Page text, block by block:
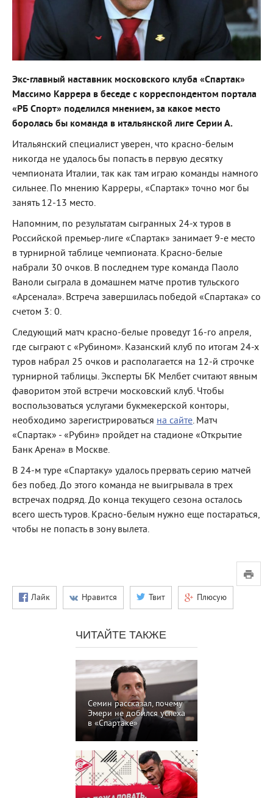
Экс-главный наставник московского клуба «Спартак»
Массимо Каррера в беседе с корреспондентом портала
«РБ Спорт» поделился мнением, за какое место
боролась бы команда в итальянской лиге Серии А.
Итальянский специалист уверен, что красно-белым
никогда не удалось бы попасть в первую десятку
чемпионата Италии, так как там играю команды намного
сильнее. По мнению Карреры, «Спартак» точно мог бы
занять 12-13 место.
Напомним, по результатам сыгранных 24-х туров в
Российской премьер-лиге «Спартак» занимает 9-е место
в турнирной таблице чемпионата. Красно-белые
набрали 30 очков. В последнем туре команда Паоло
Ваноли сыграла в домашнем матче против тульского
«Арсенала». Встреча завершилась победой «Спартака» со
счетом 3: 0.
Следующий матч красно-белые проведут 16-го апреля,
где сыграют с «Рубином». Казанский клуб по итогам 24-х
туров набрал 25 очков и располагается на 12-й строчке
турнирной таблицы. Эксперты БК Мелбет считают явным
фаворитом этой встречи московский клуб. Чтобы
воспользоваться услугами букмекерской конторы,
необходимо зарегистрироваться на сайте. Матч
«Спартак» - «Рубин» пройдет на стадионе «Открытие
Банк Арена» в Москве.
В 24-м туре «Спартаку» удалось прервать серию матчей
без побед. До этого команда не выигрывала в трех
встречах подряд. До конца текущего сезона осталось
всего шесть туров. Красно-белым нужно еще постараться,
чтобы не попасть в зону вылета.
Лайк Нравится Твит Плюсую
ЧИТАЙТЕ ТАКЖЕ
Семин рассказал, почему
Эмери не добился успеха
в «Спартаке»